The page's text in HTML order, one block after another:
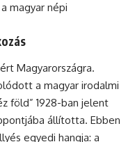
magyar népi
Magyarországra.
a magyar irodalmi
föld” 1928-ban jelent
állította. Ebben
egyedi hangja: a